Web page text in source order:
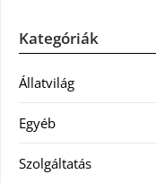
Kategóriák
Állatvilág
Egyéb
Szolgáltatás